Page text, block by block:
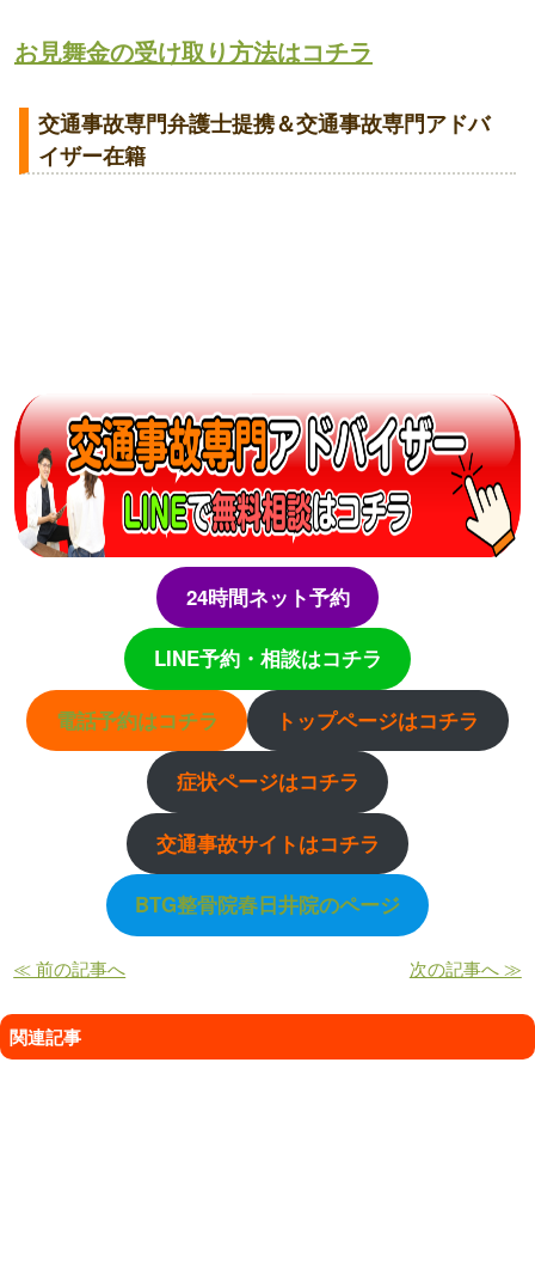
お見舞金の受け取り方法はコチラ
交通事故専門弁護士提携＆交通事故専門アドバ
イザー在籍
24時間ネット予約
LINE予約・相談はコチラ
電話予約はコチラ トップページはコチラ
症状ページはコチラ
交通事故サイトはコチラ
BTG整骨院春日井院のページ
≪ 前の記事へ 次の記事へ ≫
関連記事